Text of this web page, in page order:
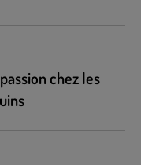
chez les